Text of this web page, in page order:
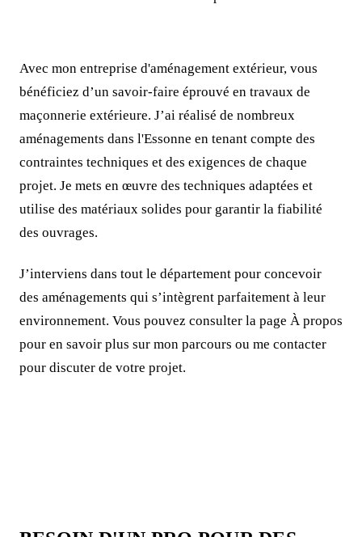
Avec mon entreprise d'aménagement extérieur, vous
bénéficiez d’un savoir-faire éprouvé en travaux de
maçonnerie extérieure. J’ai réalisé de nombreux
aménagements dans l'Essonne en tenant compte des
contraintes techniques et des exigences de chaque
projet. Je mets en œuvre des techniques adaptées et
utilise des matériaux solides pour garantir la fiabilité
des ouvrages.
J’interviens dans tout le département pour concevoir
des aménagements qui s’intègrent parfaitement à leur
environnement. Vous pouvez consulter la page À propos
pour en savoir plus sur mon parcours ou me contacter
pour discuter de votre projet.